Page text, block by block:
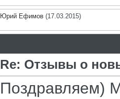
Юрий Ефимов (17.03.2015)
Re: Отзывы о
Поздравляем)